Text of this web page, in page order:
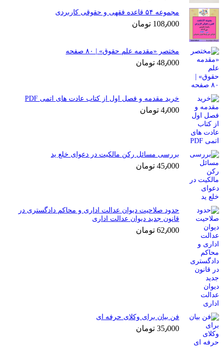
مجموعه ۵۴ قاعده فقهی و حقوقی کاربردی
108٫000 تومان
مختصر «مقدمه علم حقوق» | ۸۰ صفحه
48٫000 تومان
خرید مقدمه و فصل اول از کتاب عادت های اتمی PDF
4٫000 تومان
بررسی مسائل رکن مالکیت در دعوای خلع ید
45٫000 تومان
حدود صلاحیت دیوان عدالت اداری و محاکم دادگستری در
قانون جدید دیوان عدالت اداری
62٫000 تومان
فن بیان برای وکلای حرفه ای
35٫000 تومان